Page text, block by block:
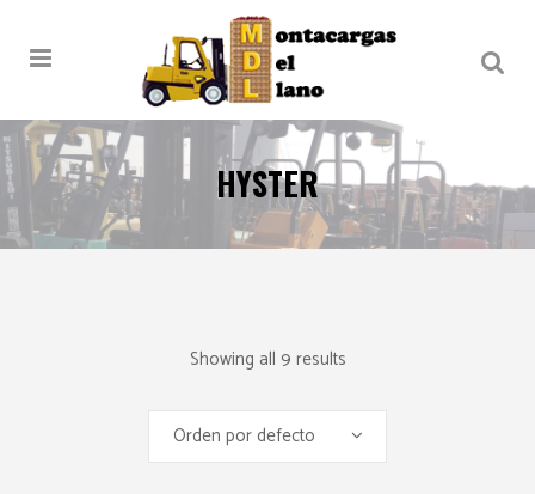
HYSTER
Showing all 9 results
Orden por defecto